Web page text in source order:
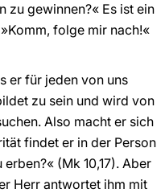
zu gewinnen?« Es ist ein
folge mir nach!«
er für jeden von uns
zu sein und wird von
Also macht er sich
findet er in der Person
(Mk 10,17). Aber
Herr antwortet ihm mit